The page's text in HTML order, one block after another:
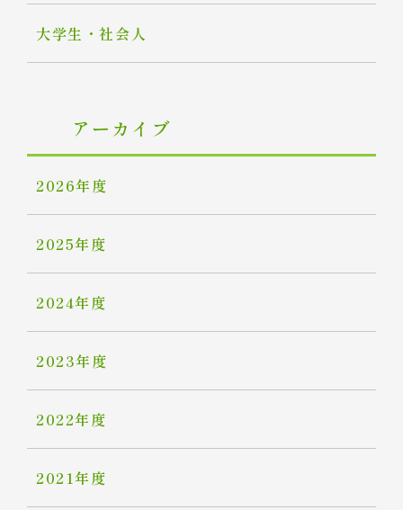
大学生・社会人
アーカイブ
2026年度
2025年度
2024年度
2023年度
2022年度
2021年度